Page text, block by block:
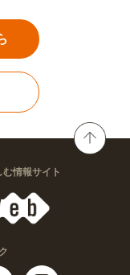
情報サイト